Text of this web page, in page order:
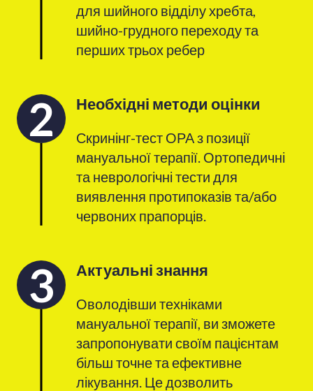
для шийного відділу хребта,
шийно-грудного переходу та
перших трьох ребер
2 Необхідні методи оцінки
Скринінг-тест ОРА з позиції
мануальної терапії. Ортопедичні
та неврологічні тести для
виявлення протипоказів та/або
червоних прапорців.
3 Актуальні знання
Оволодівши техніками
мануальної терапії, ви зможете
запропонувати своїм пацієнтам
більш точне та ефективне
лікування. Це дозволить